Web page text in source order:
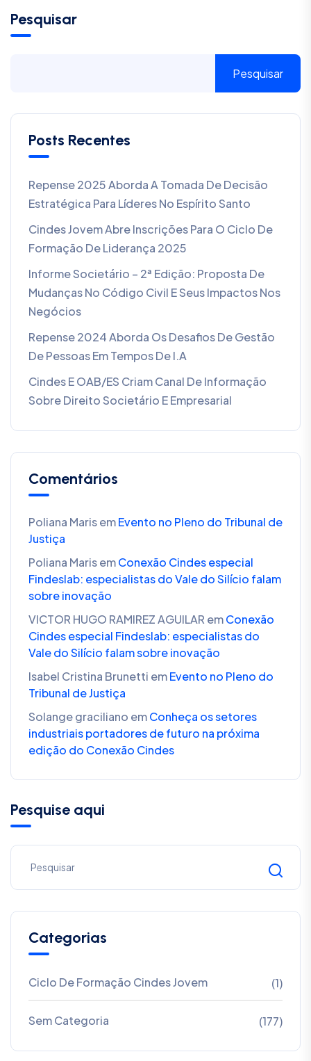
Pesquisar
Pesquisar
Posts Recentes
Repense 2025 Aborda A Tomada De Decisão
Estratégica Para Líderes No Espírito Santo
Cindes Jovem Abre Inscrições Para O Ciclo De
Formação De Liderança 2025
Informe Societário – 2ª Edição: Proposta De
Mudanças No Código Civil E Seus Impactos Nos
Negócios
Repense 2024 Aborda Os Desafios De Gestão
De Pessoas Em Tempos De I.A
Cindes E OAB/ES Criam Canal De Informação
Sobre Direito Societário E Empresarial
Comentários
Poliana MarisemEvento no Pleno do Tribunal de
Justiça
Poliana MarisemConexão Cindes especial
Findeslab: especialistas do Vale do Silício falam
sobre inovação
VICTOR HUGO RAMIREZ AGUILAR emConexão
Cindes especial Findeslab: especialistas do
Vale do Silício falam sobre inovação
Isabel Cristina Brunetti emEvento no Pleno do
Tribunal de Justiça
Solange graciliano emConheça os setores
industriais portadores de futuro na próxima
edição do Conexão Cindes
Pesquise aqui
Categorias
Ciclo De Formação Cindes Jovem (1)
Sem Categoria (177)